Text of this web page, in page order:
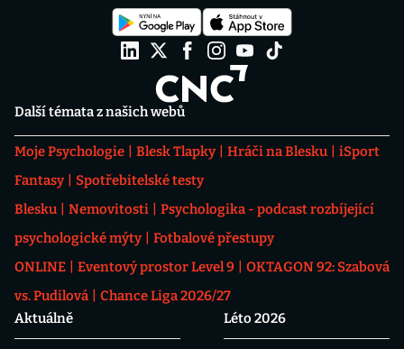
Další témata z našich webů
Moje Psychologie Blesk Tlapky Hráči na Blesku
iSport
Fantasy
Spotřebitelské testy
Blesku
Nemovitosti
Psychologika - podcast rozbíjející
psychologické mýty
Fotbalové přestupy
ONLINE
Eventový prostor Level 9
OKTAGON 92: Szabová
vs. Pudilová
Chance Liga 2026/27
Aktuálně
Léto 2026